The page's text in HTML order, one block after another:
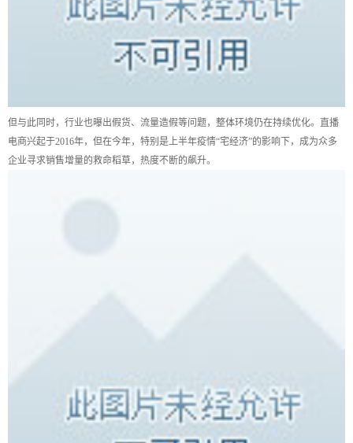
但与此同时，行业也曝出假货、流量造假等问题，整体环境仍在持续优化。直播
电商兴起于2016年，但在今年，特别是上半年疫情“宅经济”的影响下，成为众多
企业寻求销售增量的救命稻草，热度不断的飙升。